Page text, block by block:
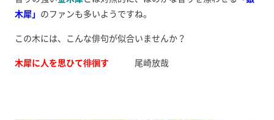
木犀」 のファンも多いようですね。
この木には、こんな俳句が似合いませんか？
木犀に人を思ひて徘徊す 尾崎放哉